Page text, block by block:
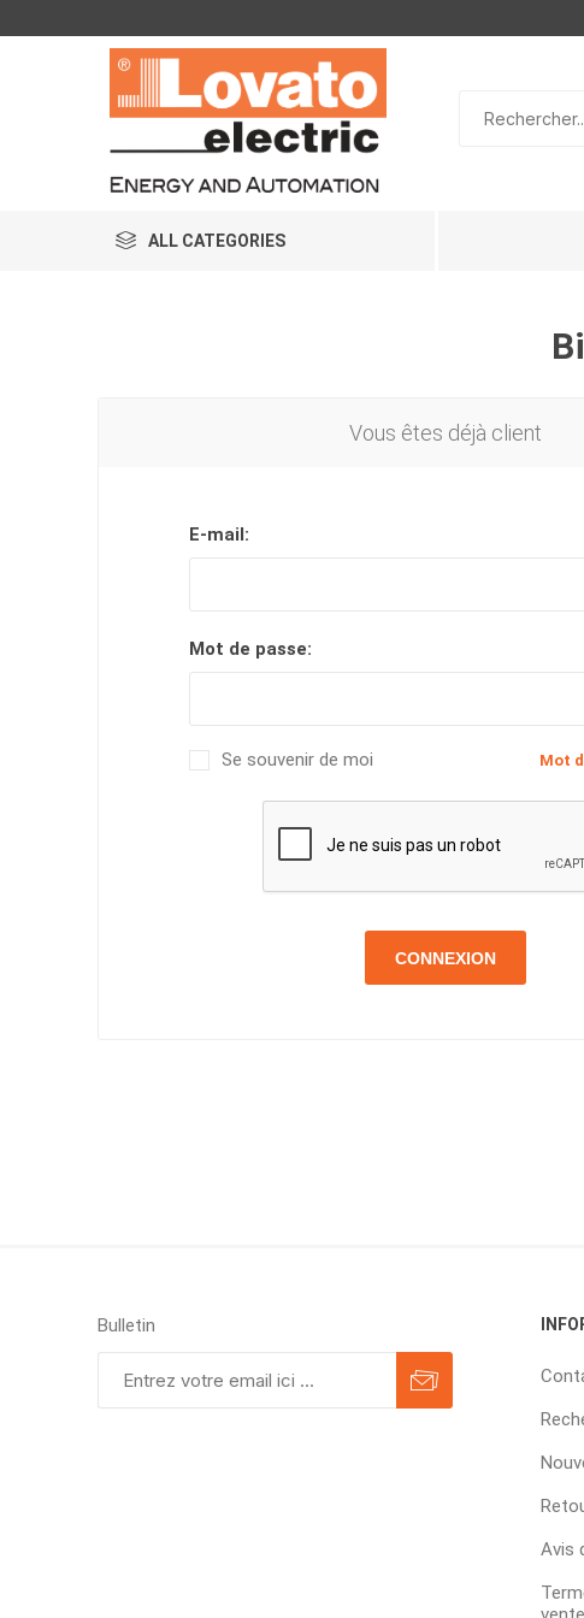
ALL CATEGORIES
Vous êtes déjà client
E-mail:
Mot de passe:
Mot
Se souvenir de moi
CONNEXION
Bulletin
Avis